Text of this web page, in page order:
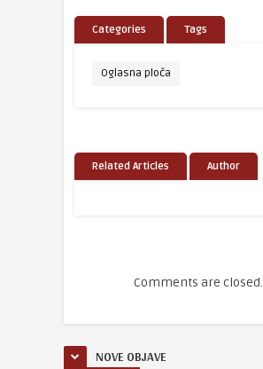
Categories Tags
Oglasna ploča
Related Articles Author
Comments are closed.
NOVE OBJAVE